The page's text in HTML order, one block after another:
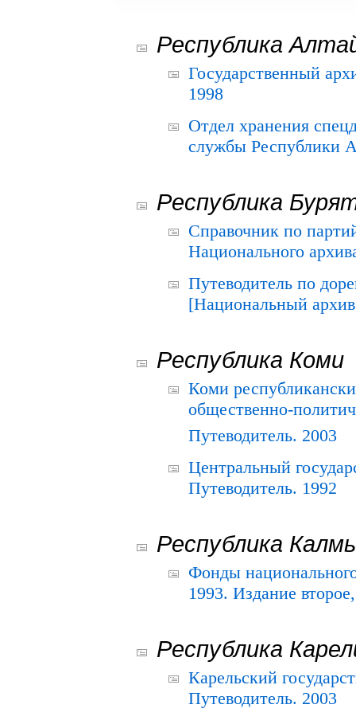
Республика
Государственный
1998
Отдел хранения
службы Республики
Республика
Справочник по
Национального
Путеводитель по
[Национальный
Республика Коми
Коми
общественно-
Путеводитель. 2003
Центральный
Путеводитель. 1992
Республика
Фонды
1993. Издание
Республика
Карельский
Путеводитель. 2003